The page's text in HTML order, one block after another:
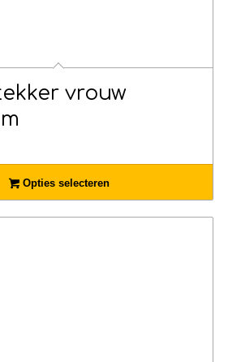
vrouw
Opties selecteren